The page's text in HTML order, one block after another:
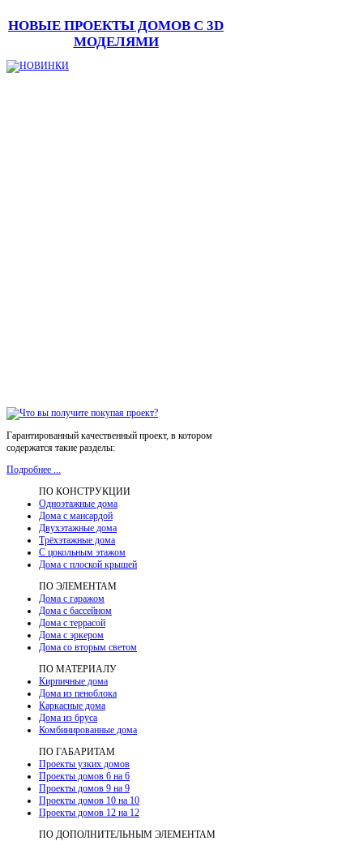
НОВЫЕ ПРОЕКТЫ ДОМОВ С 3D
МОДЕЛЯМИ
Гарантированный качественный проект, в котором
содержатся такие разделы:
Подробнее ...
ПО КОНСТРУКЦИИ
Одноэтажные дома
Дома с мансардой
Двухэтажные дома
Трёхэтажные дома
С цокольным этажом
Дома с плоской крышей
ПО ЭЛЕМЕНТАМ
Дома с гаражом
Дома с бассейном
Дома с террасой
Дома с эркером
Дома со вторым светом
ПО МАТЕРИАЛУ
Кирпичные дома
Дома из пеноблока
Каркасные дома
Дома из бруса
Комбинированные дома
ПО ГАБАРИТАМ
Проекты узких домов
Проекты домов 6 на 6
Проекты домов 9 на 9
Проекты домов 10 на 10
Проекты домов 12 на 12
ПО ДОПОЛНИТЕЛЬНЫМ ЭЛЕМЕНТАМ